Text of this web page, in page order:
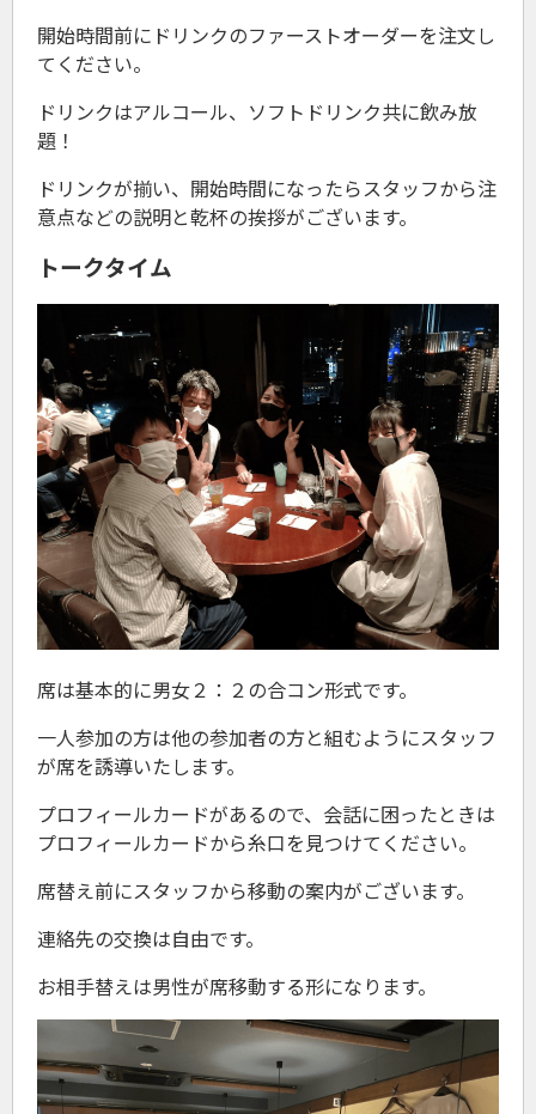
開始時間前にドリンクのファーストオーダーを注文し
てください。
ドリンクはアルコール、ソフトドリンク共に飲み放
題！
ドリンクが揃い、開始時間になったらスタッフから注
意点などの説明と乾杯の挨拶がございます。
トークタイム
席は基本的に男女２：２の合コン形式です。
一人参加の方は他の参加者の方と組むようにスタッフ
が席を誘導いたします。
プロフィールカードがあるので、会話に困ったときは
プロフィールカードから糸口を見つけてください。
席替え前にスタッフから移動の案内がございます。
連絡先の交換は自由です。
お相手替えは男性が席移動する形になります。